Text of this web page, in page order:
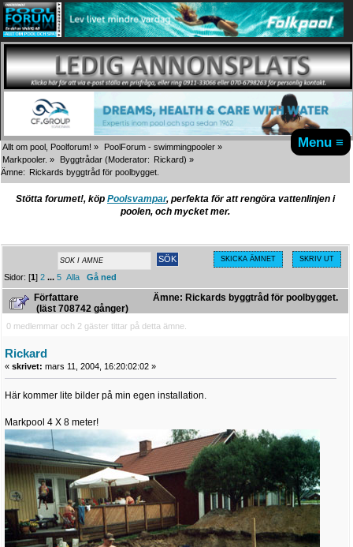
Menu ≡
Allt om pool, Poolforum! » PoolForum - swimmingpooler »
Markpooler. » Byggtrådar (Moderator: Rickard) »
Ämne: Rickards byggtråd för poolbygget.
Stötta forumet!, köp Poolsvampar, perfekta för att rengöra vattenlinjen i
poolen, och mycket mer.
SKICKA ÄMNET SKRIV UT
Sidor: [1]2 ...5 Alla Gå ned
Författare
Ämne: Rickards byggtråd för poolbygget.
(läst 708742 gånger)
0 medlemmar och 2 gäster tittar på detta ämne.
Rickard
« skrivet: mars 11, 2004, 16:20:02:02 »
Här kommer lite bilder på min egen installation.
Markpool 4 X 8 meter!